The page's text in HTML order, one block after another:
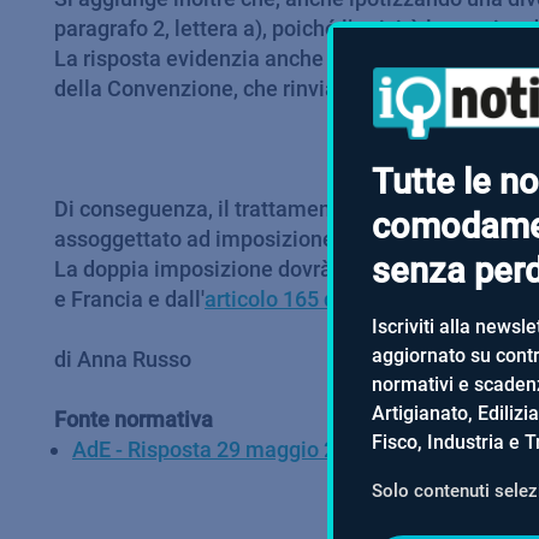
paragrafo 2, lettera a), poiché l’attività
La risposta evidenzia anche che EDF svolge
della Convenzione, che rinvia nuovamente all’
Di conseguenza, il trattamento pensionistico
assoggettato ad imposizione concorrente in
La doppia imposizione dovrà essere eliminata in
e Francia e dall'articolo 165 del TUIR
di Anna Russo
Fonte normativa
AdE - Risposta 29 maggio 2026, n. 113
Tutte le
senza
Iscriviti alla
aggiornato su
normativi e
Artigianato,
Fisco, Industria e
Solo contenuti